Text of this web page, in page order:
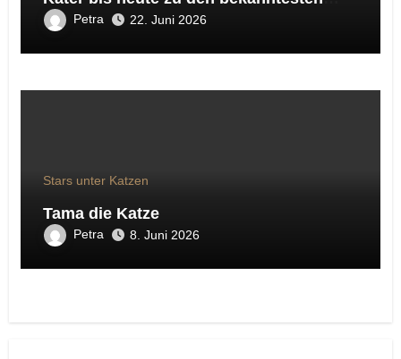
Katzen der Welt gehört
Petra 22. Juni 2026
Stars unter Katzen
Tama die Katze
Petra 8. Juni 2026